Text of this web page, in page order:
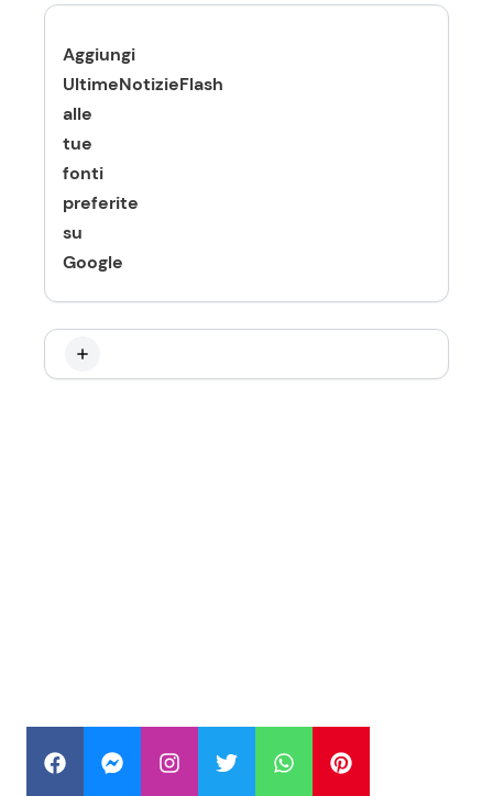
Aggiungi
UltimeNotizieFlash
alle
tue
fonti
preferite
su
Google